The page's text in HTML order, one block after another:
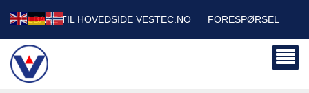
TILBAKE TIL HOVEDSIDE VESTEC.NO FORESPØRSEL
HANDLEVOGN
BEDRIFTSKUNDER